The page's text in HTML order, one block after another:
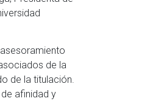
de la
de la titulación.
afinidad y